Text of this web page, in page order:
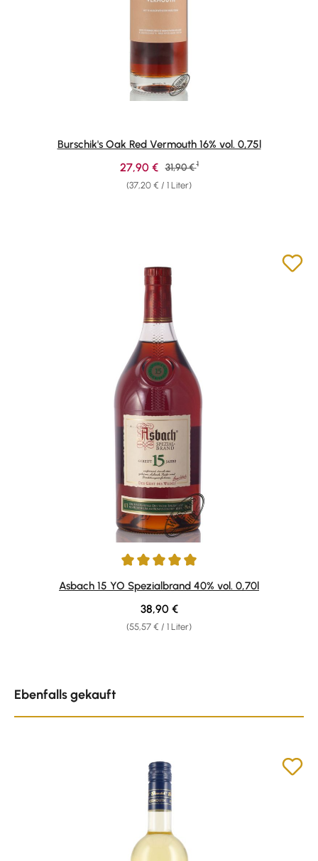
Burschik's Oak Red Vermouth 16% vol. 0,75l
(37,20 € / 1 Liter)
Verkaufspreis:
27,90 € Regulärer Preis:
31,90 € 1
Durchschnittliche Bewertung von 4.95 von 5 Sternen
Asbach 15 YO Spezialbrand 40% vol. 0,70l
(55,57 € / 1 Liter)
Regulärer Preis:
38,90 €
Ebenfalls gekauft